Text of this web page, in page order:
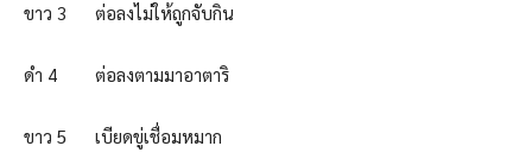
ขาว 3 ต่อลงไม่ให้ถูกจับกิน
ดำ 4 ต่อลงตามมาอาตาริ
ขาว 5 เบียดขู่เชื่อมหมาก